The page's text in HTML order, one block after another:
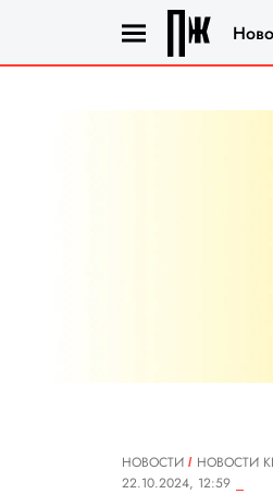
НОВОСТИ
НОВОСТИ
22.10.2024, 12:59